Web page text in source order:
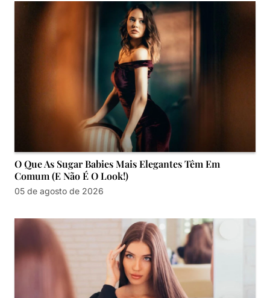
O Que As Sugar Babies Mais Elegantes Têm Em
Comum (e Não É O Look!)
05 de agosto de 2026